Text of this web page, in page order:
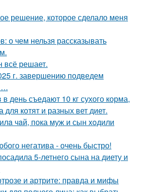
решение, которое сделало меня
о чем нельзя рассказывать
решает.
г. завершению подведем
день съедают 10 кг сухого корма,
для котят и разных вет диет.
чaй, пока муж и сын xoдили
негатива - очень быстро!
5-летнего сына на диету и
и артрите: правда и мифы